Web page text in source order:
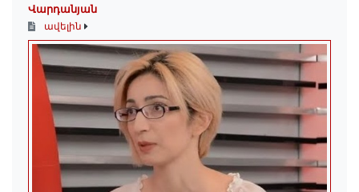
Վարդանյան
ավելին